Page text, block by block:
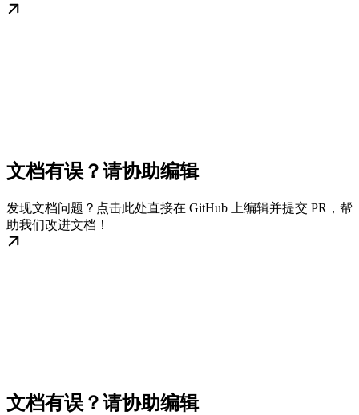
文档有误？请协助编辑
发现文档问题？点击此处直接在 GitHub 上编辑并提交 PR，帮
助我们改进文档！
文档有误？请协助编辑